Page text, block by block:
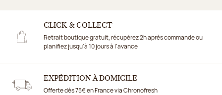
CLICK & COLLECT
Retrait boutique gratuit, récupérez 2h après commande ou
planifiez jusqu'à 10 jours à l'avance
EXPÉDITION À DOMICILE
Offerte dès 75€ en France via Chronofresh